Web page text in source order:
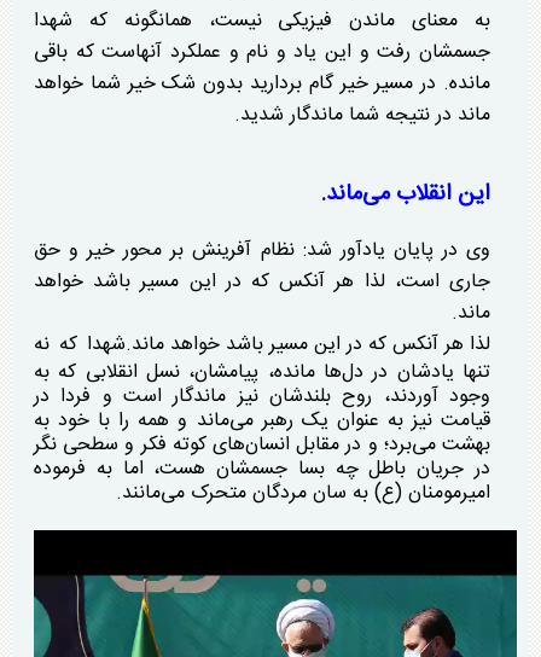
به معنای ماندن فیزیکی نیست، همانگونه که شهدا
جسمشان رفت و این یاد و نام و عملکرد آنهاست که باقی
مانده. در مسیر خیر گام بردارید بدون شک خیر شما خواهد
ماند در نتیجه شما ماندگار شدید.
این انقلاب می‌ماند.
وی در پایان یادآور شد: نظام آفرینش بر محور خیر و حق
جاری است، لذا هر آنکس که در این مسیر باشد خواهد
ماند.
لذا هر آنکس که در این مسیر باشد خواهد ماند.شهدا که نه
تنها یادشان در دل‌ها مانده، پیامشان، نسل انقلابی که به
وجود آوردند، روح بلندشان نیز ماندگار است و فردا در
قیامت نیز به عنوان یک رهبر می‌ماند و همه را با خود به
بهشت می‌برد؛ و در مقابل انسان‌های کوته فکر و سطحی نگر
در جریان باطل چه بسا جسمشان هست، اما به فرموده
امیرمومنان (ع) به سان مردگان متحرک می‌مانند.